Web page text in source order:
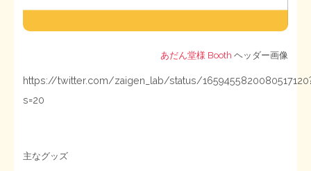
あだん堂様 Booth ヘッダー画像
https://twitter.com/zaigen_lab/status/
s=20
主なグッズ